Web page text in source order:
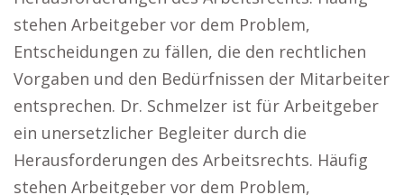
stehen Arbeitgeber vor dem Problem,
Entscheidungen zu fällen, die den rechtlichen
Vorgaben und den Bedürfnissen der Mitarbeiter
entsprechen. Dr. Schmelzer ist für Arbeitgeber
ein unersetzlicher Begleiter durch die
Herausforderungen des Arbeitsrechts. Häufig
stehen Arbeitgeber vor dem Problem,